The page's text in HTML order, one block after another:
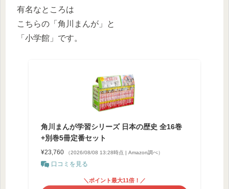
有名なところは
こちらの「角川まんが」と
「小学館」です。
角川まんが学習シリーズ 日本の歴史 全16巻
+別巻5冊定番セット
¥23,760 （2026/08/08 13:28時点 | Amazon調べ）
口コミを見る
＼ポイント最大11倍！／